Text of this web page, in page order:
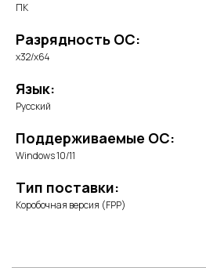
ПК
Разрядность ОС:
x32/x64
Язык:
Русский
Поддерживаемые ОС:
Windows 10/11
Тип поставки:
Коробочная версия (FPP)